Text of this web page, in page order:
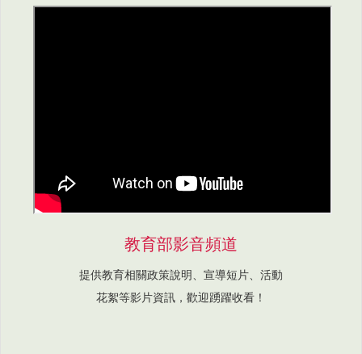
教育部影音頻道
提供教育相關政策說明、宣導短片、活動
花絮等影片資訊，歡迎踴躍收看！